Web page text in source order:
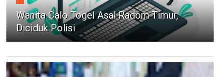
Wanita Calo Togel Asal Radom Timur,
Diciduk Polisi